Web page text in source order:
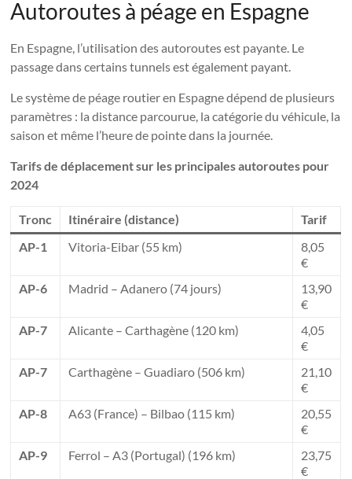
Autoroutes à péage en Espagne
En Espagne, l’utilisation des autoroutes est payante. Le
passage dans certains tunnels est également payant.
Le système de péage routier en Espagne dépend de plusieurs
paramètres : la distance parcourue, la catégorie du véhicule, la
saison et même l’heure de pointe dans la journée.
Tarifs de déplacement sur les principales autoroutes pour
2024
Tronc Itinéraire (distance)
Tarif
AP-1
Vitoria-Eibar (55 km)
8,05
€
AP-6
Madrid – Adanero (74 jours)
13,90
€
AP-7
Alicante – Carthagène (120 km)
4,05
€
AP-7
Carthagène – Guadiaro (506 km)
21,10
€
AP-8
A63 (France) – Bilbao (115 km)
20,55
€
AP-9
Ferrol – A3 (Portugal) (196 km)
23,75
€